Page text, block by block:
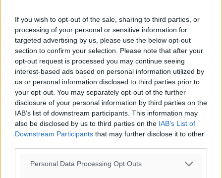
If you wish to opt-out of the sale, sharing to third parties, or
processing of your personal or sensitive information for
targeted advertising by us, please use the below opt-out
section to confirm your selection. Please note that after your
opt-out request is processed you may continue seeing
interest-based ads based on personal information utilized by
us or personal information disclosed to third parties prior to
your opt-out. You may separately opt-out of the further
disclosure of your personal information by third parties on the
IAB’s list of downstream participants. This information may
also be disclosed by us to third parties on the IAB’s List of
Downstream Participants that may further disclose it to other
Personal Data Processing Opt Outs
δυστυχήματα που ευθύνεται το
Δημόσιο
Με καταβολή μεγάλων αποζημιώσεων απειλείται το
Δημόσιο σε κάθε τραγικό περιστατικό όπου έχασαν
άνθρωποι τη ζωή τους ή τραυματίστηκαν βαριά και
υπάρχει ευθύνη κρατικών οργάνων, ...
12.10.14, 11:38